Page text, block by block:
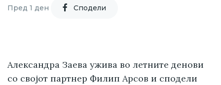
Пред 1 ден Cподели
Александра Заева ужива во летните денови
со својот партнер Филип Арсов и сподели